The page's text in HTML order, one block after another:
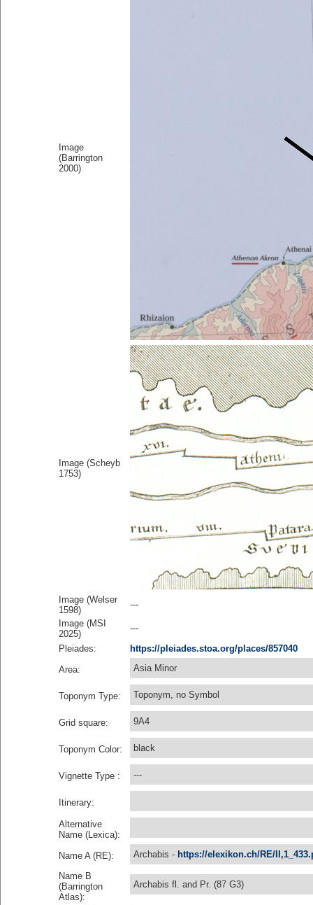
Image
(Barrington
2000)
Image (Scheyb
1753)
Image (Welser
1598)
---
Image (MSI
2025)
---
Pleiades:
https://pleiades.stoa.org/places/857040
Area:
Asia Minor
Toponym Type: Toponym, no Symbol
Grid square: 9A4
Toponym Color: black
Vignette Type : ---
Itinerary:
Alternative
Name (Lexica):
Name A (RE):
Archabis - https://elexikon.ch/RE/
Name B
(Barrington
Atlas):
Archabis fl. and Pr. (87 G3)